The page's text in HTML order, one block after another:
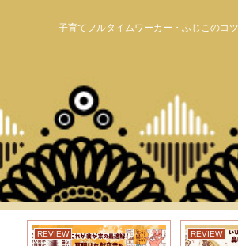
子育てフルタイムワーカー・ふじこのコ
REVIEW REVIEW